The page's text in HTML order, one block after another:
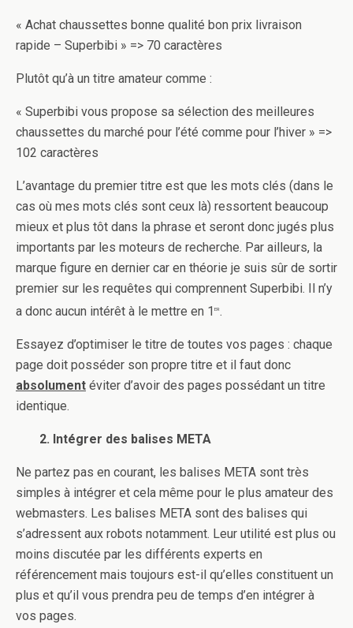
« Achat chaussettes bonne qualité bon prix livraison
rapide – Superbibi » => 70 caractères
Plutôt qu’à un titre amateur comme :
« Superbibi vous propose sa sélection des meilleures
chaussettes du marché pour l’été comme pour l’hiver » =>
102 caractères
L’avantage du premier titre est que les mots clés (dans le
cas où mes mots clés sont ceux là) ressortent beaucoup
mieux et plus tôt dans la phrase et seront donc jugés plus
importants par les moteurs de recherche. Par ailleurs, la
marque figure en dernier car en théorie je suis sûr de sortir
premier sur les requêtes qui comprennent Superbibi. Il n’y
a donc aucun intérêt à le mettre en 1 er.
Essayez d’optimiser le titre de toutes vos pages : chaque
page doit posséder son propre titre et il faut donc
absolument éviter d’avoir des pages possédant un titre
identique.
2. Intégrer des balises META
Ne partez pas en courant, les balises META sont très
simples à intégrer et cela même pour le plus amateur des
webmasters. Les balises META sont des balises qui
s’adressent aux robots notamment. Leur utilité est plus ou
moins discutée par les différents experts en
référencement mais toujours est-il qu’elles constituent un
plus et qu’il vous prendra peu de temps d’en intégrer à
vos pages.